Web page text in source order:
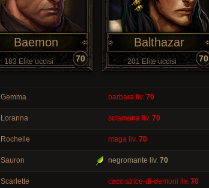
Baemon
183 Elite uccisi 70
Balthazar
201 Elite uccisi 70
Gemma barbara liv. 70
Loranna sciamana liv. 70
Rochelle maga liv. 70
Sauron negromante liv. 70
Scarlette cacciatrice-di-demoni liv. 70